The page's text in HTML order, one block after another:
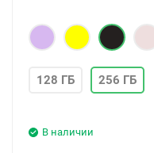
128 ГБ 256 ГБ
В наличии